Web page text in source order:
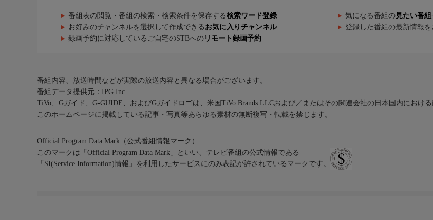
番組表の閲覧・番組の検索・検索条件を保存する検索ワード登録 気になる番組の 見たい番組
お好みのチャンネルを選択して作成できる お気に入りチャンネル 登録した番組の最新情報
録画予約に対応しているご自宅のSTBへの リモート録画予約
番組内容、放送時間などが実際の放送内容と異なる場合がございます。
番組データ提供元：IPG Inc.
TiVo、Gガイド、G-GUIDE、およびGガイドロゴは、米国TiVo Brands LLCおよび／またはその関連会社の日本国内における
このホームページに掲載している記事・写真等あらゆる素材の無断複写・転載を禁じます。
Official Program Data Mark（公式番組情報マーク）
このマークは「Official Program Data Mark」といい、テレビ番組の公式情報である
「SI(Service Information)情報」を利用したサービスにのみ表記が許されているマークです。